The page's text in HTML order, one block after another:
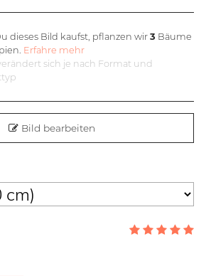
dieses Bild kaufst, pflanzen wir3 Bäume
Erfahre mehr
sich je nach Format und
Bild bearbeiten